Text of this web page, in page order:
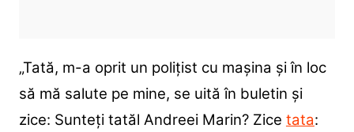
„Tată, m-a oprit un polițist cu mașina și în loc
să mă salute pe mine, se uită în buletin și
zice: Sunteți tatăl Andreei Marin? Zice tata: